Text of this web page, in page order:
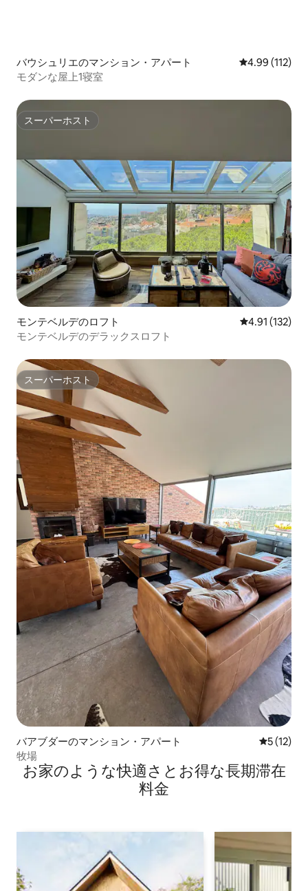
バウシュリエのマンション・アパート レビュー112
4.99 (112)
モダンな屋上1寝室
スーパーホスト
スーパーホスト
モンテベルデのロフト レビュー132
4.91 (132)
モンテベルデのデラックスロフト
スーパーホスト
スーパーホスト
バアブダーのマンション・アパート レビュー
5 (12)
牧場
お家のような快⁠適⁠さ⁠とお⁠得⁠な長⁠期⁠滞⁠在
料⁠金